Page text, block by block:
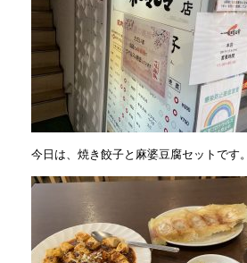
今日は、焼き餃子と麻婆豆腐セットです。